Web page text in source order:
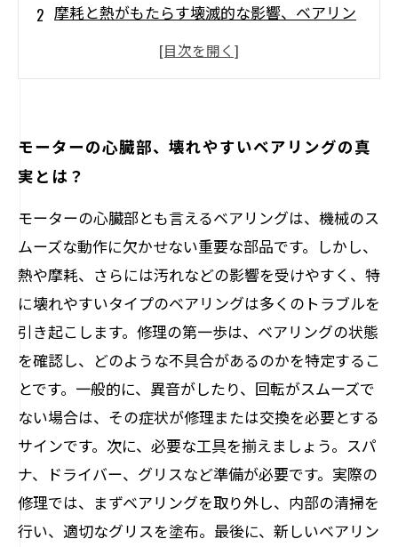
摩耗と熱がもたらす壊滅的な影響、ベアリン
グの不具合の原因
ベアリングの種類と構造を知り、修理準備を
修理プロセス
に取り組もう
修理を通じて得られるスキル向上の効果と
は？
自分で修理するメリットと、コスト削減への
道を拓く
モーターの心臓部、壊れやすいベアリングの真
実とは？
モーターの心臓部とも言えるベアリングは、機械のス
ムーズな動作に欠かせない重要な部品です。しかし、
熱や摩耗、さらには汚れなどの影響を受けやすく、特
に壊れやすいタイプのベアリングは多くのトラブルを
引き起こします。修理の第一歩は、ベアリングの状態
を確認し、どのような不具合があるのかを特定するこ
とです。一般的に、異音がしたり、回転がスムーズで
ない場合は、その症状が修理または交換を必要とする
サインです。次に、必要な工具を揃えましょう。スパ
ナ、ドライバー、グリスなど準備が必要です。実際の
修理では、まずベアリングを取り外し、内部の清掃を
行い、適切なグリスを塗布。最後に、新しいベアリン